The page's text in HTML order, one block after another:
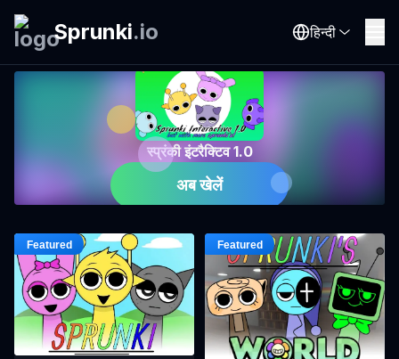
Sprunki.io हिन्दी
स्प्रंकी इंटरैक्टिव 1.0
अब खेलें